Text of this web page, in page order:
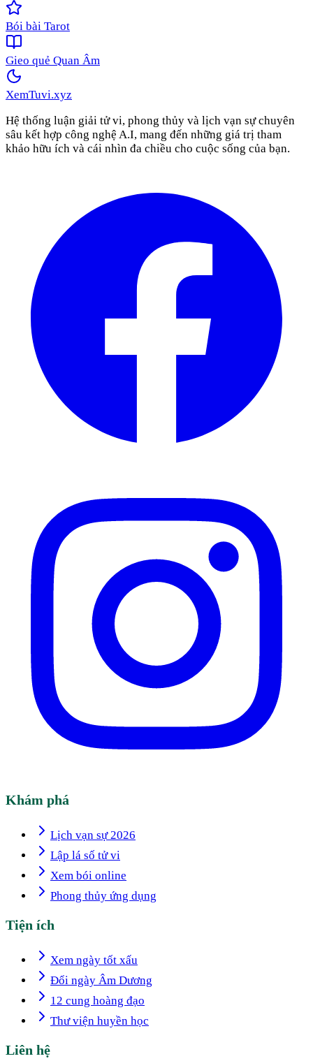
Bói bài Tarot
Gieo quẻ Quan Âm
XemTuvi.xyz
Hệ thống luận giải tử vi, phong thủy và lịch vạn sự chuyên
sâu kết hợp công nghệ A.I, mang đến những giá trị tham
khảo hữu ích và cái nhìn đa chiều cho cuộc sống của bạn.
Khám phá
Lịch vạn sự 2026
Lập lá số tử vi
Xem bói online
Phong thủy ứng dụng
Tiện ích
Xem ngày tốt xấu
Đổi ngày Âm Dương
12 cung hoàng đạo
Thư viện huyền học
Liên hệ